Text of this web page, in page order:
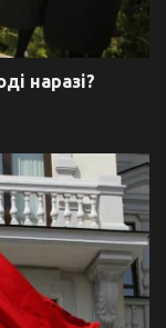
наразі?